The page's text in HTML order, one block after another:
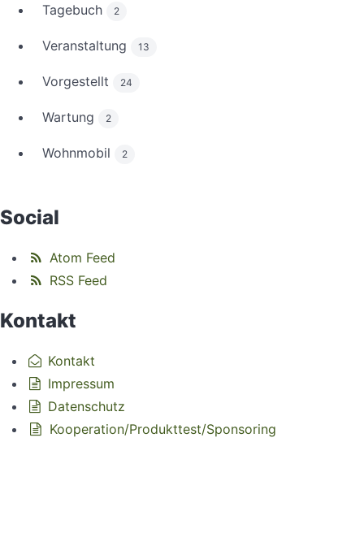
Tagebuch 2
Veranstaltung 13
Vorgestellt 24
Wartung 2
Wohnmobil 2
Social
Atom Feed
RSS Feed
Kontakt
Kontakt
Impressum
Datenschutz
Kooperation/Produkttest/Sponsoring